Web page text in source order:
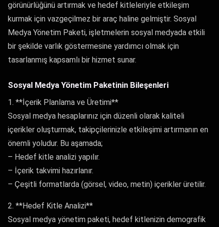
görünürlüğünü artırmak ve hedef kitleleriyle etkileşim
kurmak için vazgeçilmez bir araç haline gelmiştir. Sosyal
Medya Yönetim Paketi, işletmelerin sosyal medyada etkili
bir şekilde varlık göstermesine yardımcı olmak için
tasarlanmış kapsamlı bir hizmet sunar.
Sosyal Medya Yönetim Paketinin Bileşenleri
1. **İçerik Planlama ve Üretimi**
Sosyal medya hesaplarınız için düzenli olarak kaliteli
içerikler oluşturmak, takipçilerinizle etkileşimi artırmanın en
önemli yoludur. Bu aşamada;
– Hedef kitle analizi yapılır.
– İçerik takvimi hazırlanır.
– Çeşitli formatlarda (görsel, video, metin) içerikler üretilir.
2. **Hedef Kitle Analizi**
Sosyal medya yönetim paketi, hedef kitlenizin demografik